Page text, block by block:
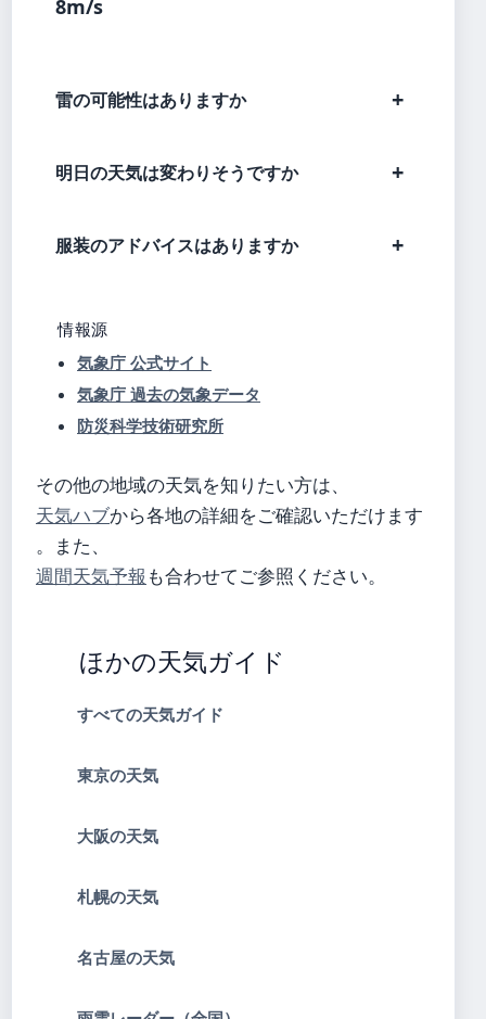
8m/s
雷の可能性はありますか
明日の天気は変わりそうですか
服装のアドバイスはありますか
情報源
気象庁 公式サイト
気象庁 過去の気象データ
防災科学技術研究所
その他の地域の天気を知りたい方は、
天気ハブから各地の詳細をご確認いただけます
。また、
週間天気予報 も合わせてご参照ください。
ほかの天気ガイド
すべての天気ガイド
東京の天気
大阪の天気
札幌の天気
名古屋の天気